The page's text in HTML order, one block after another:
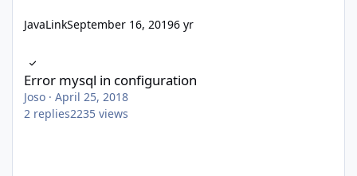
JavaLinkSeptember 16, 20196 yr
Error mysql in configuration
Joso · April 25, 2018
2 replies2235 views